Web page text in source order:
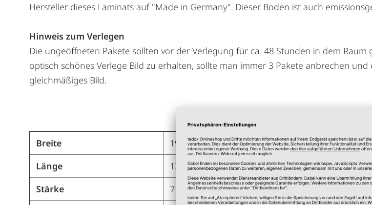
Hersteller dieses Laminats auf "Made in Germany". Dieser Boden ist auch
Hinweis zum Verlegen
Die ungeöffneten Pakete sollten vor der Verlegung für ca. 48 Stunden in dem
optisch schönes Verlege Bild zu erhalten, sollte man immer 3 Pakete anbrechen
gleichmäßiges Bild.
Breite
19,30 cm
Länge
137,60 cm
Stärke
7 mm